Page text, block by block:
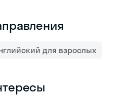
для взрослых